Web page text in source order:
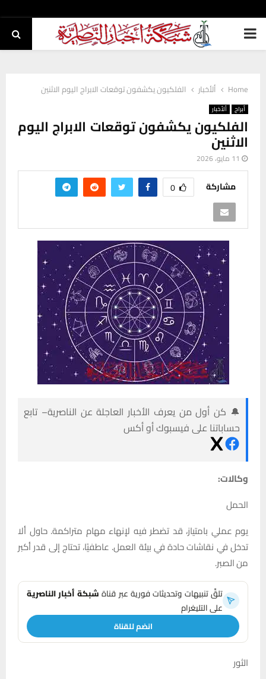
PRIMARY
Home ألأخبار الفلكيون يكشفون توقعات الابراج اليوم الاثنين
أبراج ألأخبار
الفلكيون يكشفون توقعات الابراج اليوم
الاثنين
11 مايو، 2026
مشاركة 0
🔔 كن أول من يعرف الأخبار العاجلة عن الناصرية– تابع
حساباتنا على فيسبوك أو أكس
وكالات:
الحمل
يوم عملي بامتياز، قد تضطر فيه لإنهاء مهام متراكمة. حاول ألا
تدخل في نقاشات حادة في بيئة العمل. عاطفيًا، تحتاج إلى قدر أكبر
من الصبر.
تلقَّ تنبيهات وتحديثات فورية عبر قناةشبكة أخبار الناصرية
على التليغرام
انضم للقناة
الثور